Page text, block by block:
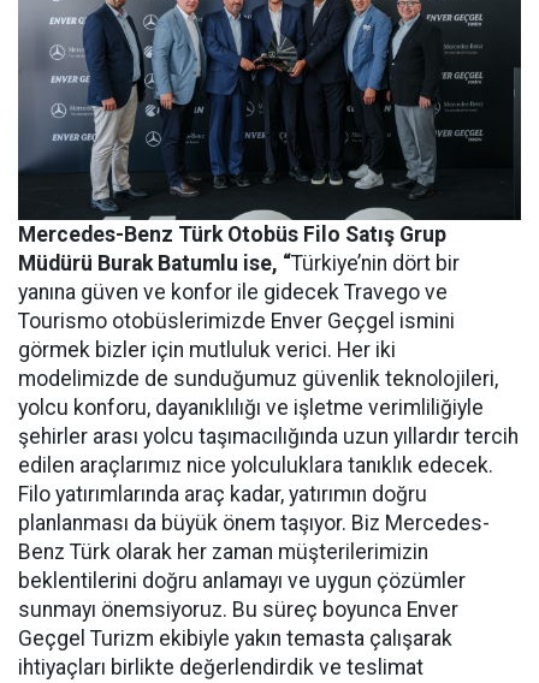
Mercedes-Benz Türk Otobüs Filo Satış Grup
Müdürü Burak Batumlu ise, “Türkiye’nin dört bir
yanına güven ve konfor ile gidecek Travego ve
Tourismo otobüslerimizde Enver Geçgel ismini
görmek bizler için mutluluk verici. Her iki
modelimizde de sunduğumuz güvenlik teknolojileri,
yolcu konforu, dayanıklılığı ve işletme verimliliğiyle
şehirler arası yolcu taşımacılığında uzun yıllardır tercih
edilen araçlarımız nice yolculuklara tanıklık edecek.
Filo yatırımlarında araç kadar, yatırımın doğru
planlanması da büyük önem taşıyor. Biz Mercedes-
Benz Türk olarak her zaman müşterilerimizin
beklentilerini doğru anlamayı ve uygun çözümler
sunmayı önemsiyoruz. Bu süreç boyunca Enver
Geçgel Turizm ekibiyle yakın temasta çalışarak
ihtiyaçları birlikte değerlendirdik ve teslimat